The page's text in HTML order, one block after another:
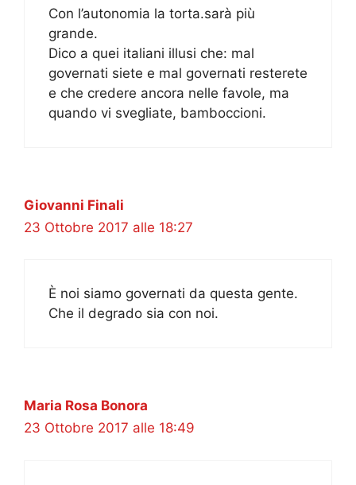
Con l’autonomia la torta.sarà più
grande.
Dico a quei italiani illusi che: mal
governati siete e mal governati resterete
e che credere ancora nelle favole, ma
quando vi svegliate, bamboccioni.
Giovanni Finali
23 Ottobre 2017 alle 18:27
È noi siamo governati da questa gente.
Che il degrado sia con noi.
Maria Rosa Bonora
23 Ottobre 2017 alle 18:49